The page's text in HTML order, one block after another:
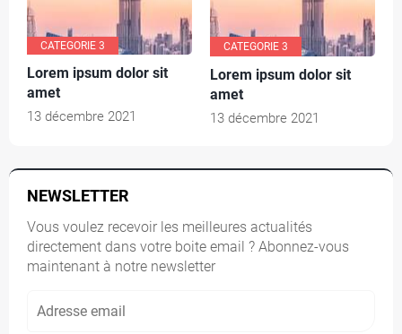
CATEGORIE 3
Lorem ipsum dolor sit
amet
13 décembre 2021
CATEGORIE 3
Lorem ipsum dolor sit
amet
13 décembre 2021
NEWSLETTER
Vous voulez recevoir les meilleures actualités
directement dans votre boite email ? Abonnez-vous
maintenant à notre newsletter